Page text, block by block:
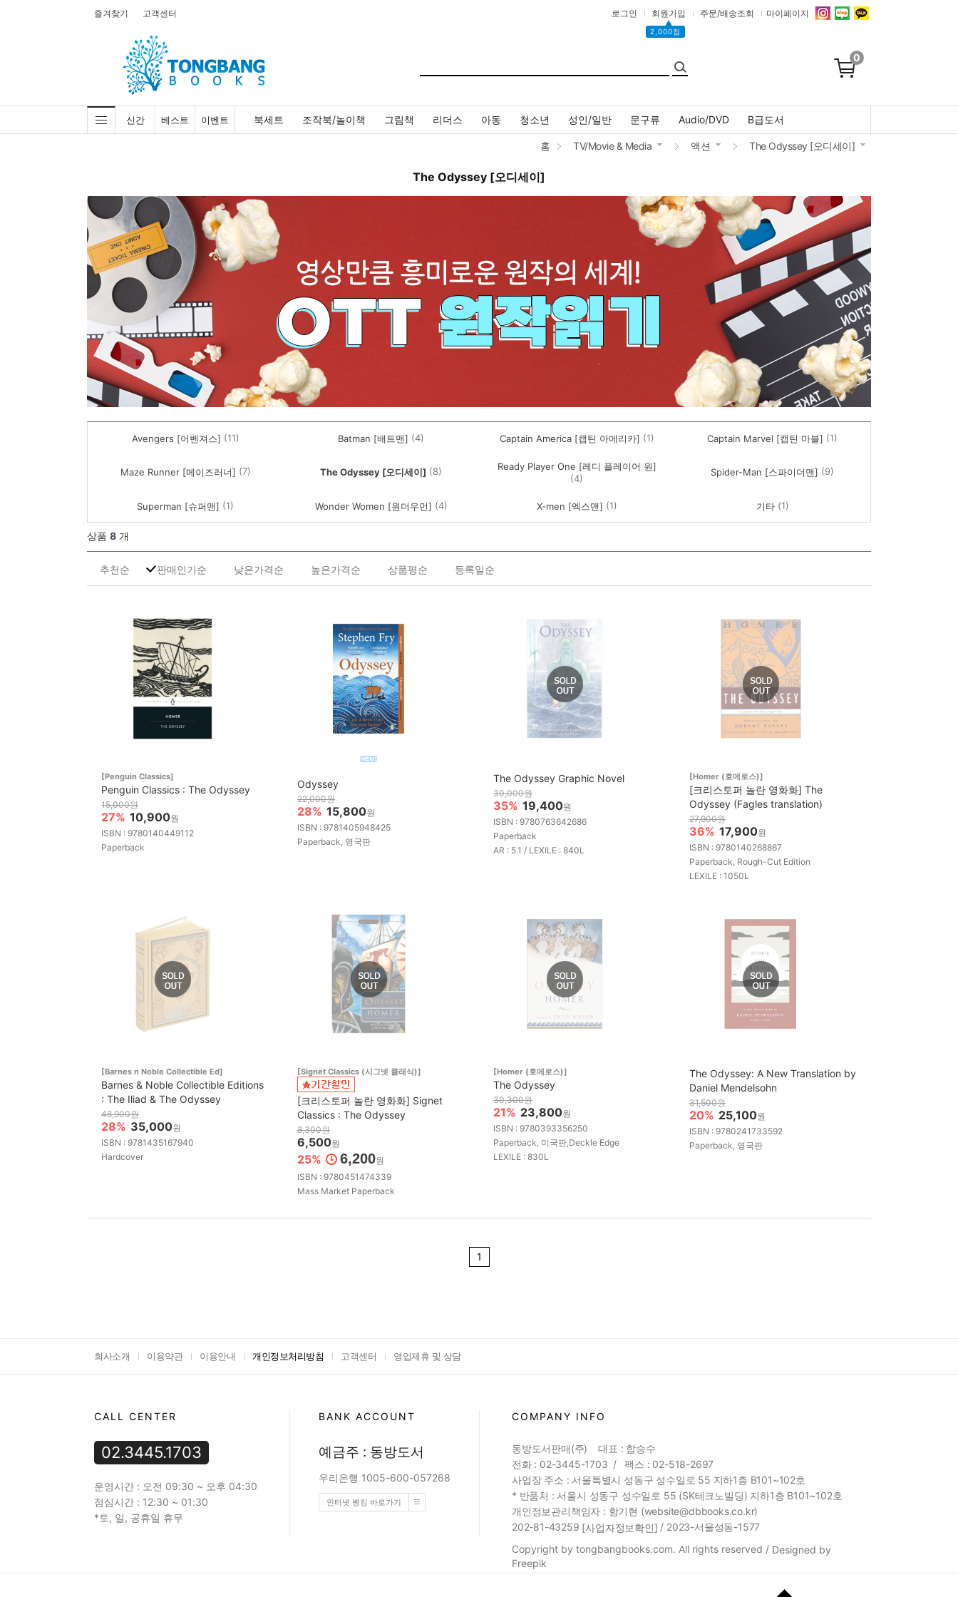
즐겨찾기 고객센터 로그인 회원가입
▲
2,000점
주문/배송조회 마이페이지
0
신간 베스트 이벤트 북세트 조작북/놀이책 그림책 리더스 아동 청소년 성인/일반 문구류 Audio/DVD B급도서
홈 TV/Movie & Media 액션 The Odyssey [오디세이]
The Odyssey [오디세이]
Avengers [어벤져스] (11) Batman [배트맨] (4) Captain America [캡틴 아메리카] (1) Captain Marvel [캡틴 마블] (1)
Maze Runner [메이즈러너] (7) The Odyssey [오디세이] (8)
Ready Player One [레디 플레이어 원]
(4)
Spider-Man [스파이더맨] (9)
Superman [슈퍼맨] (1) Wonder Women [원더우먼] (4) X-men [엑스맨] (1) 기타 (1)
상품 8 개
추천순 판매인기순 낮은가격순 높은가격순 상품평순 등록일순
[Penguin Classics]
Penguin Classics : The Odyssey
15,000원
27% 10,900원
ISBN : 9780140449112
Paperback
Odyssey
22,000원
28% 15,800원
ISBN : 9781405948425
Paperback, 영국판
The Odyssey Graphic Novel
30,000원
35% 19,400원
ISBN : 9780763642686
Paperback
AR : 5.1 / LEXILE : 840L
[Homer (호메로스)]
[크리스토퍼 놀란 영화화] The
Odyssey (Fagles translation)
27,900원
36% 17,900원
ISBN : 9780140268867
Paperback, Rough-Cut Edition
LEXILE : 1050L
[Barnes n Noble Collectible Ed]
Barnes & Noble Collectible Editions
: The Iliad & The Odyssey
48,900원
28% 35,000원
ISBN : 9781435167940
Hardcover
[Signet Classics (시그넷 클래식)]
[크리스토퍼 놀란 영화화] Signet
Classics : The Odyssey
8,300원
6,500원
25% 6,200원
ISBN : 9780451474339
Mass Market Paperback
[Homer (호메로스)]
The Odyssey
30,300원
21% 23,800원
ISBN : 9780393356250
Paperback, 미국판,Deckle Edge
LEXILE : 830L
The Odyssey: A New Translation by
Daniel Mendelsohn
31,500원
20% 25,100원
ISBN : 9780241733592
Paperback, 영국판
1
회사소개 이용약관 이용안내 개인정보처리방침 고객센터 영업제휴 및 상담
CALL CENTER
02.3445.1703
운영시간 : 오전 09:30 ~ 오후 04:30
점심시간 : 12:30 ~ 01:30
*토, 일, 공휴일 휴무
BANK ACCOUNT
예금주 : 동방도서
우리은행 1005-600-057268
인터넷 뱅킹 바로가기
COMPANY INFO
동방도서판매(주) 대표 : 함승수
전화 : 02-3445-1703 / 팩스 : 02-518-2697
사업장 주소 : 서울특별시 성동구 성수일로 55 지하1층 B101~102호
* 반품처 : 서울시 성동구 성수일로 55 (SK테크노빌딩) 지하1층 B101~102호
개인정보관리책임자 : 함기현 (website@dbbooks.co.kr)
202-81-43259 [사업자정보확인] / 2023-서울성동-1577
Copyright by tongbangbooks.com. All rights reserved / Designed by
Freepik